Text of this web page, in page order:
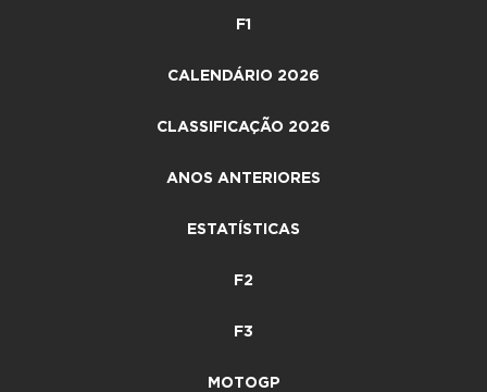
F1
CALENDÁRIO 2026
CLASSIFICAÇÃO 2026
ANOS ANTERIORES
ESTATÍSTICAS
F2
F3
MOTOGP